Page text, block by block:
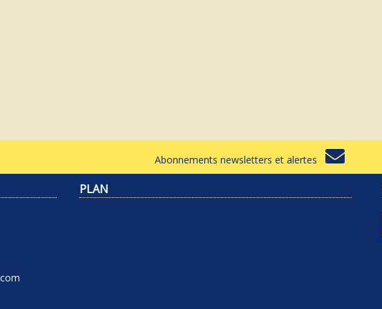
Abonnements newsletters et alertes
PLAN